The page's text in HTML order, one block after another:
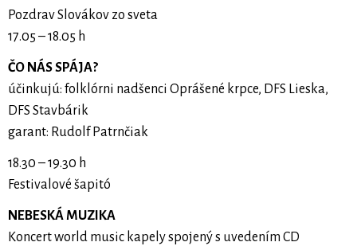
Pozdrav Slovákov zo sveta
17.05 – 18.05 h
ČO NÁS SPÁJA?
účinkujú: folklórni nadšenci Oprášené krpce, DFS Lieska,
DFS Stavbárik
garant: Rudolf Patrnčiak
18.30 – 19.30 h
Festivalové šapitó
NEBESKÁ MUZIKA
Koncert world music kapely spojený s uvedením CD